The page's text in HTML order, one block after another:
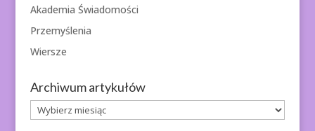
Akademia Świadomości
Przemyślenia
Wiersze
Archiwum artykułów
Archiwum
artykułów